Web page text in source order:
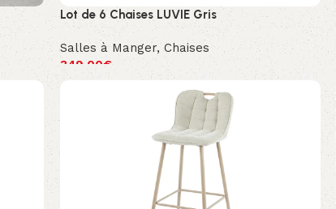
Lot de 6 Chaises LUVIE Gris
Salles à Manger, Chaises
349.00€